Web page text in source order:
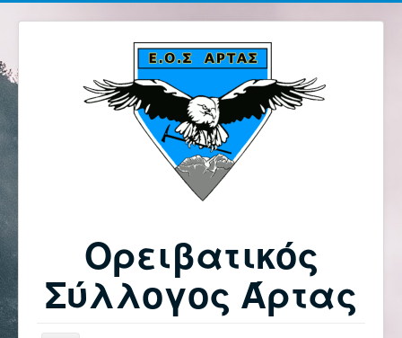
Ορειβατικός
Σύλλογος Άρτας